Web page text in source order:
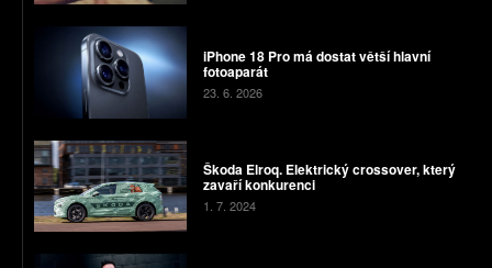
iPhone 18 Pro má dostat větší hlavní
fotoaparát
23. 6. 2026
Škoda Elroq. Elektrický crossover, který
zavaří konkurenci
1. 7. 2024